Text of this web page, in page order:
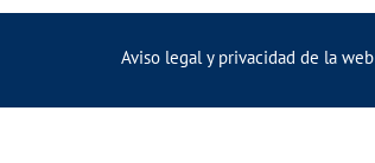
Aviso legal y privacidad de la web